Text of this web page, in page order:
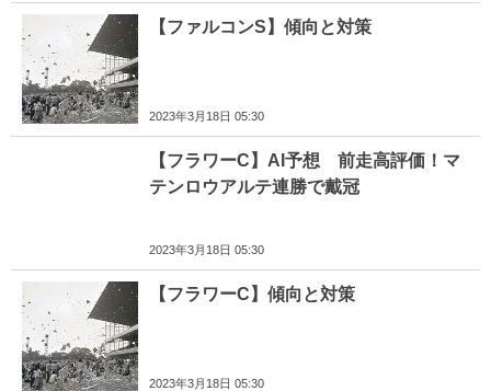
【ファルコンS】傾向と対策
2023年3月18日 05:30
【フラワーC】AI予想 前走高評価！マ
テンロウアルテ連勝で戴冠
2023年3月18日 05:30
【フラワーC】傾向と対策
2023年3月18日 05:30